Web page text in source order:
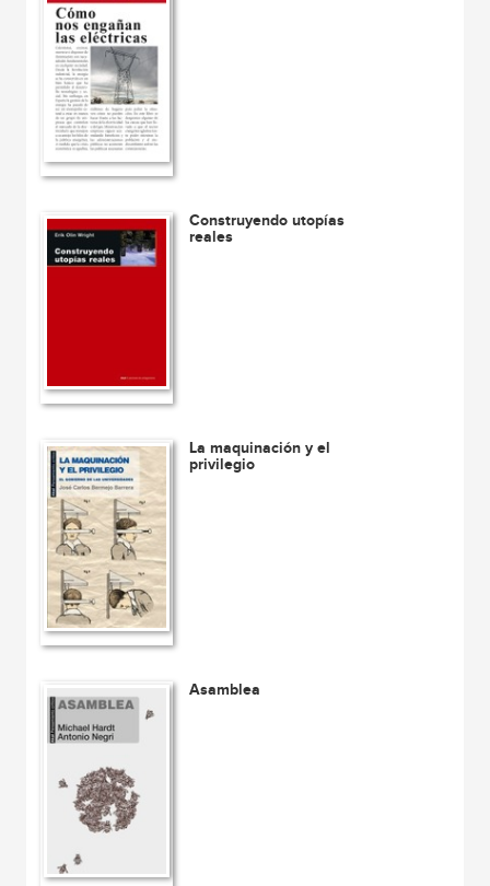
Construyendo utopías
reales
La maquinación y el
privilegio
Asamblea